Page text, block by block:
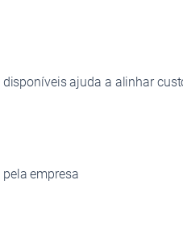
ajuda a alinhar
empresa